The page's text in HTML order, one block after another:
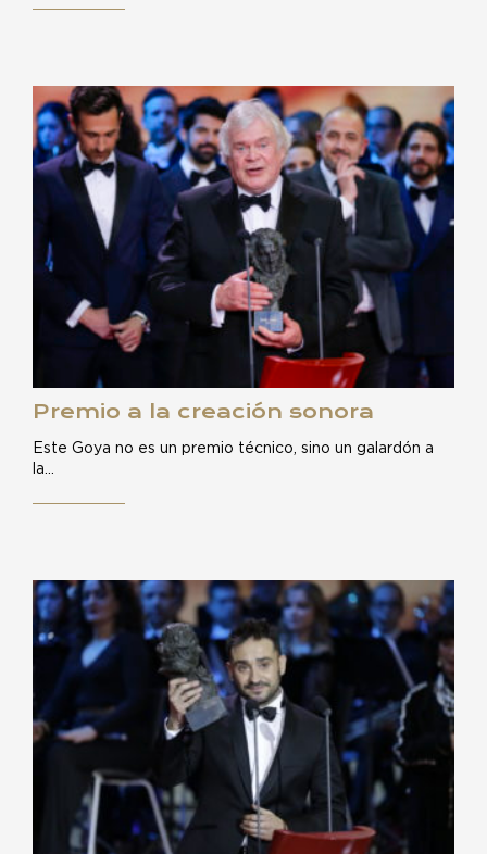
Premio a la creación sonora
Este Goya no es un premio técnico, sino un galardón a
la…